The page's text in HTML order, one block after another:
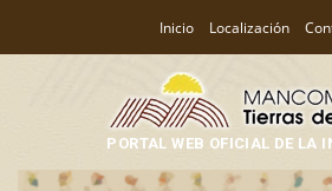
Inicio Localización
PORTAL WEB OFICIAL DE LA